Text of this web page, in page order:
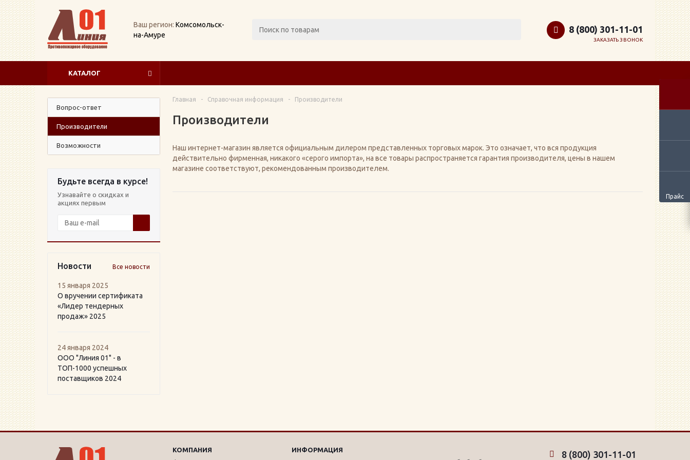
Ваш регион: Комсомольск-
на-Амуре
Прайс
8 (800) 301-11-01
ЗАКАЗАТЬ ЗВОНОК
КАТАЛОГ
Вопрос-ответ
Производители
Возможности
Будьте всегда в курсе!
Узнавайте о скидках и
акциях первым
Новости Все новости
15 января 2025
О вручении сертификата
«Лидер тендерных
продаж» 2025
24 января 2024
ООО "Линия 01" - в
ТОП-1000 успешных
поставщиков 2024
Главная - Справочная информация - Производители
Производители
Наш интернет-магазин является официальным дилером представленных торговых марок. Это означает, что вся продукция
действительно фирменная, никакого «серого импорта», на все товары распространяется гарантия производителя, цены в нашем
магазине соответствуют, рекомендованным производителем.
КОМПАНИЯ
ИНФОРМАЦИЯ
8 (800) 301-11-01